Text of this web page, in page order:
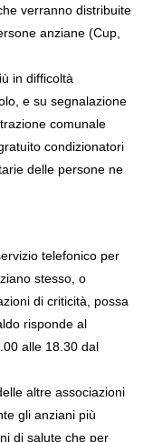
verranno distribuite
anziane (Cup,
in difficoltà
e su segnalazione
comunale
condizionatori
delle persone ne
telefonico per
stesso, o
di criticità, possa
risponde al
alle 18.30 dal
altre associazioni
gli anziani più
di salute che per